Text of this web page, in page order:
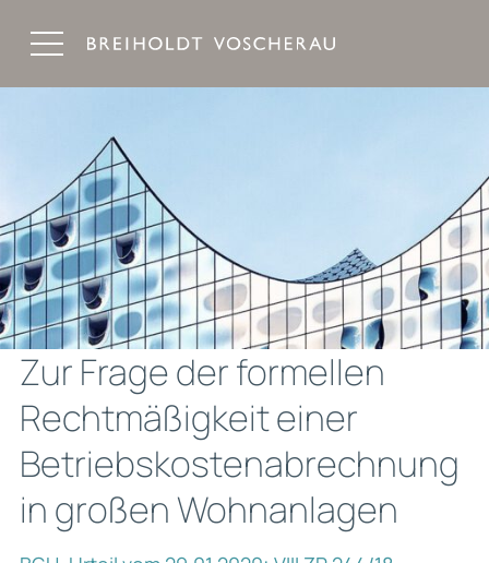
Zur Frage der formellen
Rechtmäßigkeit einer
Betriebskostenabrechnung
in großen Wohnanlagen